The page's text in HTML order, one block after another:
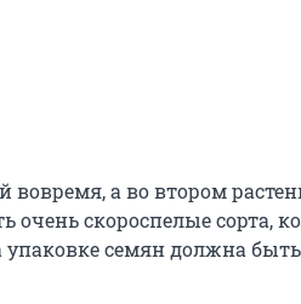
а во втором
очень скороспелые сорта,
семян должна